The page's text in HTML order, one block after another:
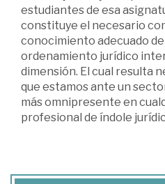
estudiantes de esa
constituye el necesario
conocimiento adecuado de
ordenamiento jurídico
dimensión. El cual resulta
que estamos ante un
más omnipresente en
profesional de índole